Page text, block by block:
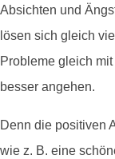
Absichten und
lösen sich gleich
Probleme gleich
besser angehen.
Denn die positiven
wie z. B. eine